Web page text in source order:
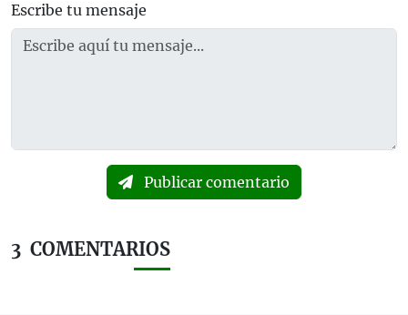
Escribe tu mensaje
Publicar comentario
3 COMENTARIOS